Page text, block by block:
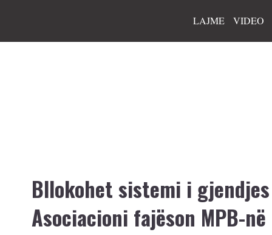
LAJME VIDEO
Bllokohet sistemi i
Asociacioni fajëson MPB-në